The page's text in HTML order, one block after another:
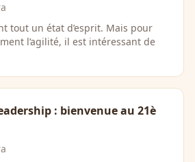
tout un état d’esprit. Mais pour
l’agilité, il est intéressant de
: bienvenue au 21è